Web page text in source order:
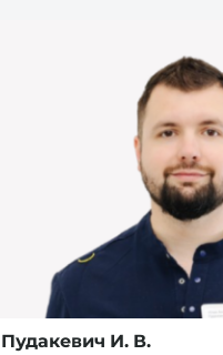
Пудакевич И. В.